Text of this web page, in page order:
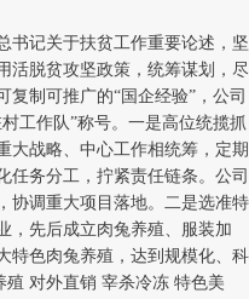
书记关于扶贫工作重要论述，坚
活脱贫攻坚政策，统筹谋划，尽
制可推广的“国企经验”，公司
工作队”称号。一是高位统揽抓
大战略、中心工作相统筹，定期
任务分工，拧紧责任链条。 公司
协调重大项目落地。二是选准特
，先后成立肉兔养殖、服装加
特色肉兔养殖，达到规模化、科
对外直销 宰杀冷冻 特色美